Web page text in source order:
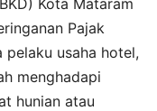
Pajak
pelaku usaha hotel,
menghadapi
hunian atau